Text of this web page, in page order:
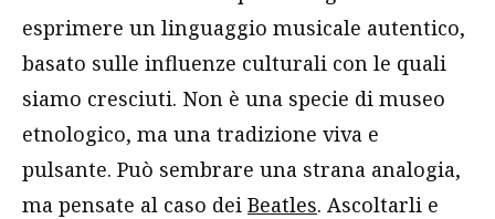
esprimere un linguaggio musicale autentico,
basato sulle influenze culturali con le quali
siamo cresciuti. Non è una specie di museo
etnologico, ma una tradizione viva e
pulsante. Può sembrare una strana analogia,
ma pensate al caso dei Beatles. Ascoltarli e